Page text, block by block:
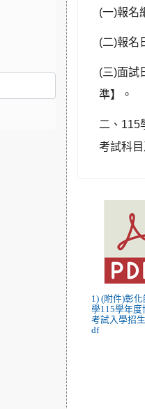
(一)報名
(二)報名
(三)面試
準】。
二、 115
考試科
1) (附件)彰化
學115學年度
考試入學招
df